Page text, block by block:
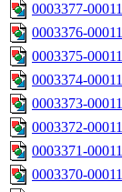
0003377-
0003376-
0003375-
0003374-
0003373-
0003372-
0003371-
0003370-